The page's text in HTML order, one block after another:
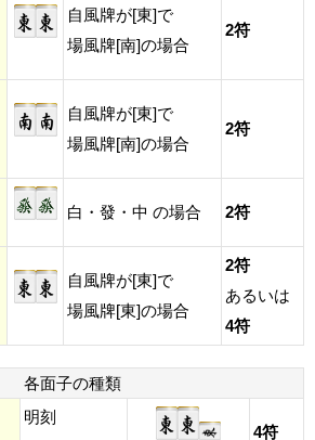
自風牌が[東]で
場風牌[南]の場合
2符
自風牌が[東]で
場風牌[南]の場合
2符
白・發・中 の場合 2符
自風牌が[東]で
場風牌[東]の場合
2符
あるいは
4符
各面子の種類
明刻
4符